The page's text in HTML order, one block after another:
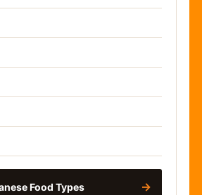
Food Types →